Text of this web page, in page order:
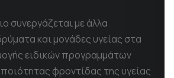
συνεργάζεται με άλλα
και μονάδες υγείας στα
ειδικών προγραμμάτων
φροντίδας της υγείας